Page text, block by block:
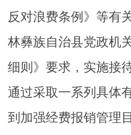
反对浪费条例》等有
林彝族自治县党政机
细则》要求，实施接
通过采取一系列具体
到加强经费报销管理